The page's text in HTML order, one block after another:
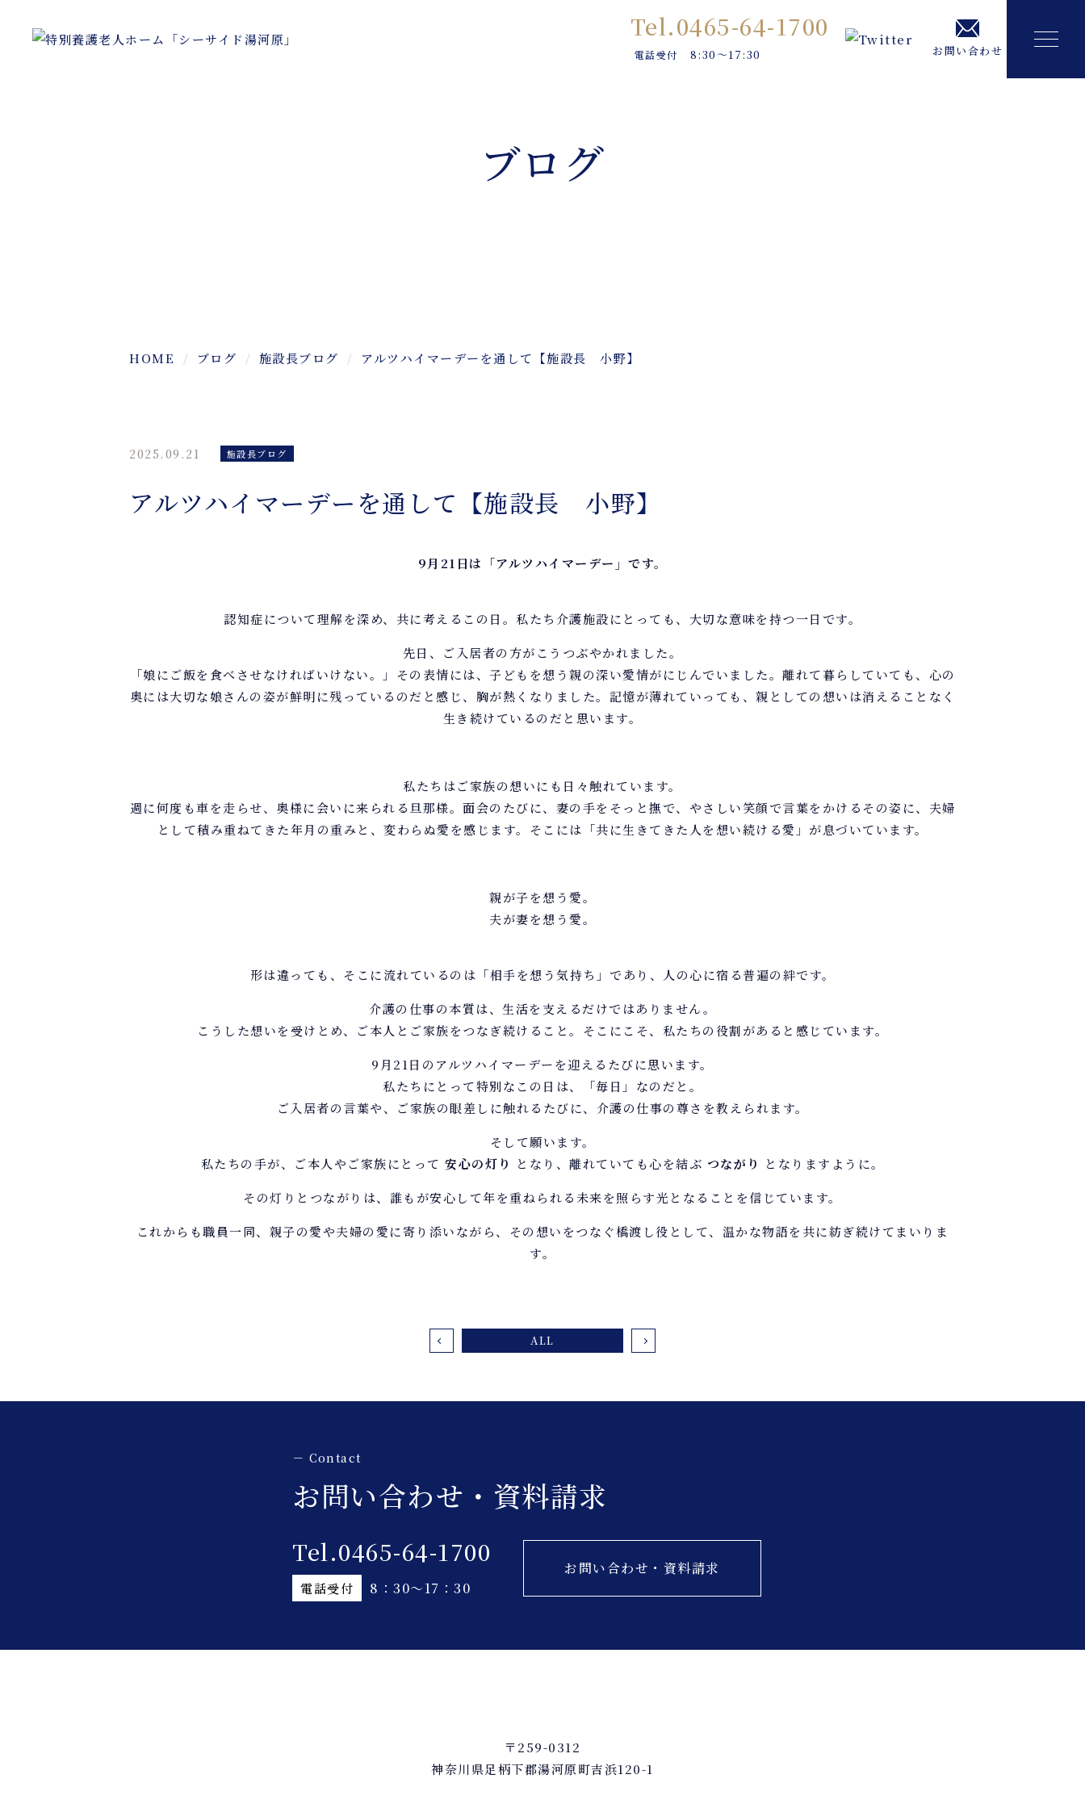
Tel.0465-64-1700
電話受付 8:30～17:30 お問い合わせ
ブログ
HOME ブログ 施設長ブログ アルツハイマーデーを通して【施設長 小野】
2025.09.21 施設長ブログ
アルツハイマーデーを通して【施設長 小野】
9月21日は「アルツハイマーデー」です。
認知症について理解を深め、共に考えるこの日。私たち介護施設にとっても、大切な意味を持つ一日です。
先日、ご入居者の方がこうつぶやかれました。
「娘にご飯を食べさせなければいけない。」その表情には、子どもを想う親の深い愛情がにじんでいました。離れて暮らしていても、心の
奥には大切な娘さんの姿が鮮明に残っているのだと感じ、胸が熱くなりました。記憶が薄れていっても、親としての想いは消えることなく
生き続けているのだと思います。
私たちはご家族の想いにも日々触れています。
週に何度も車を走らせ、奥様に会いに来られる旦那様。面会のたびに、妻の手をそっと撫で、やさしい笑顔で言葉をかけるその姿に、夫婦
として積み重ねてきた年月の重みと、変わらぬ愛を感じます。そこには「共に生きてきた人を想い続ける愛」が息づいています。
親が子を想う愛。
夫が妻を想う愛。
形は違っても、そこに流れているのは「相手を想う気持ち」であり、人の心に宿る普遍の絆です。
介護の仕事の本質は、生活を支えるだけではありません。
こうした想いを受けとめ、ご本人とご家族をつなぎ続けること。そこにこそ、私たちの役割があると感じています。
9月21日のアルツハイマーデーを迎えるたびに思います。
私たちにとって特別なこの日は、「毎日」なのだと。
ご入居者の言葉や、ご家族の眼差しに触れるたびに、介護の仕事の尊さを教えられます。
そして願います。
私たちの手が、ご本人やご家族にとって 安心の灯り となり、離れていても心を結ぶ つながり
となりますように。
その灯りとつながりは、誰もが安心して年を重ねられる未来を照らす光となることを信じています。
これからも職員一同、親子の愛や夫婦の愛に寄り添いながら、その想いをつなぐ橋渡し役として、温かな物語を共に紡ぎ続けてまいりま
す。
ALL
お問い合わせ・資料請求
Tel.0465-64-1700
電話受付 8：30～17：30
お問い合わせ・資料請求
〒259-0312
神奈川県足柄下郡湯河原町吉浜120-1